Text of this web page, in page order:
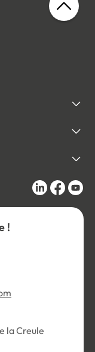
!
la Creule